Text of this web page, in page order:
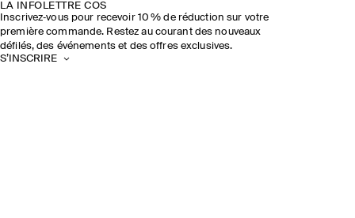
LA INFOLETTRE COS
Inscrivez‑vous pour recevoir 10 % de réduction sur votre
première commande. Restez au courant des nouveaux
défilés, des événements et des offres exclusives.
S’INSCRIRE